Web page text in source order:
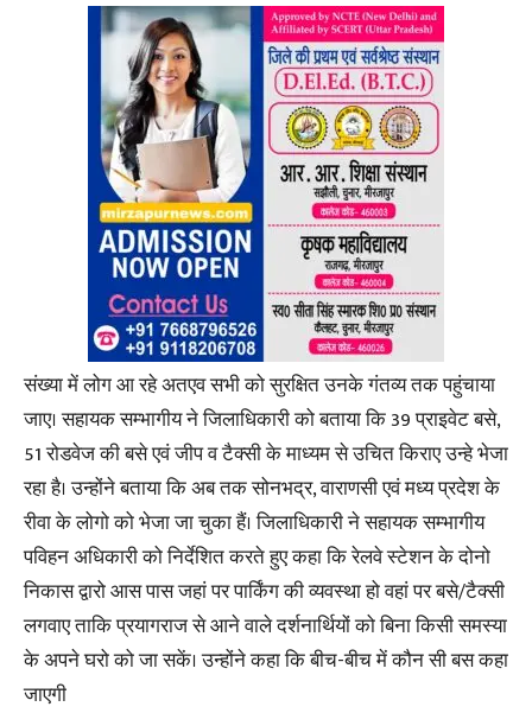
संख्या में लोग आ रहे अतएव सभी को सुरक्षित उनके गंतव्य तक पहुंचाया
जाए। सहायक सम्भागीय ने जिलाधिकारी को बताया कि 39 प्राइवेट बसे,
51 रोडवेज की बसे एवं जीप व टैक्सी के माध्यम से उचित किराए उन्हे भेजा
रहा है। उन्होंने बताया कि अब तक सोनभद्र, वाराणसी एवं मध्य प्रदेश के
रीवा के लोगो को भेजा जा चुका हैं। जिलाधिकारी ने सहायक सम्भागीय
पविहन अधिकारी को निर्देशित करते हुए कहा कि रेलवे स्टेशन के दोनो
निकास द्वारो आस पास जहां पर पार्किंग की व्यवस्था हो वहां पर बसे/टैक्सी
लगवाए ताकि प्रयागराज से आने वाले दर्शनार्थियों को बिना किसी समस्या
के अपने घरो को जा सकें। उन्होंने कहा कि बीच-बीच में कौन सी बस कहा
जाएगी